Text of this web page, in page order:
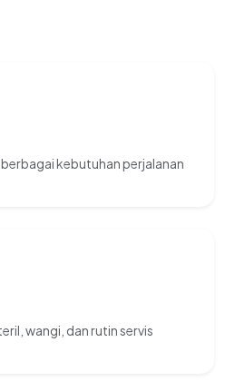
kebutuhan perjalanan
wangi, dan rutin servis